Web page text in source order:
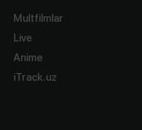
Multfilmlar
Live
Anime
iTrack.uz